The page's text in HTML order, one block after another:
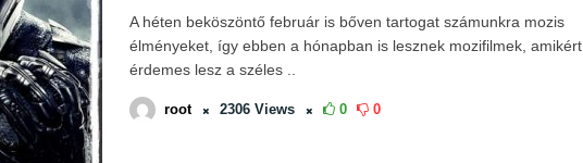
A héten beköszöntő február is bőven tartogat számunkra mozis
élményeket, így ebben a hónapban is lesznek mozifilmek, amikért
érdemes lesz a széles ..
root 2306 Views 0 0